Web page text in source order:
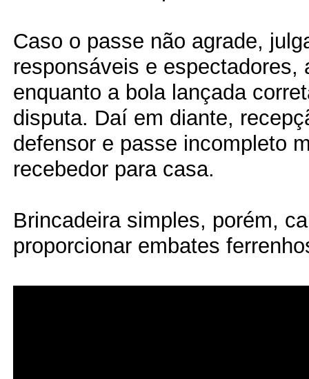
Caso o passe não agrade,
responsáveis e espectadores,
enquanto a bola lançada
disputa. Daí em diante,
defensor e passe incompleto
recebedor para casa.
Brincadeira simples, porém,
proporcionar embates